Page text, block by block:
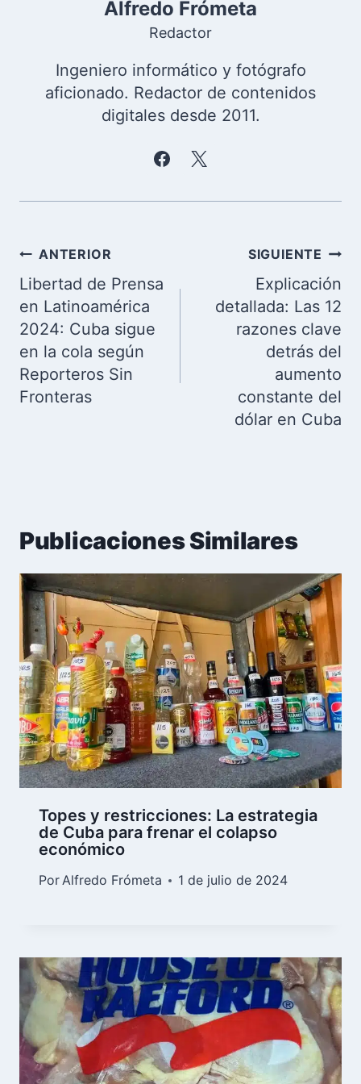
Alfredo Frómeta
Redactor
Ingeniero informático y fotógrafo
aficionado. Redactor de contenidos
digitales desde 2011.
Navegación
de
entradas
ANTERIOR
Libertad de Prensa
en Latinoamérica
2024: Cuba sigue
en la cola según
Reporteros Sin
Fronteras
SIGUIENTE
Explicación
detallada: Las 12
razones clave
detrás del
aumento
constante del
dólar en Cuba
Publicaciones Similares
Topes y restricciones: La estrategia
de Cuba para frenar el colapso
económico
PorAlfredo Frómeta 1 de julio de 2024